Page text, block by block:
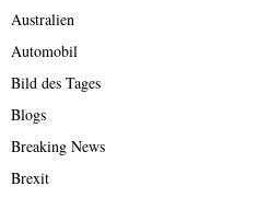
Australien
Automobil
Bild des Tages
Blogs
Breaking News
Brexit